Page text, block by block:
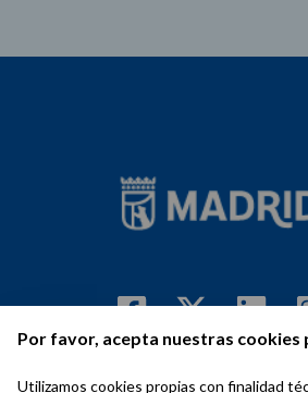
Por favor, acepta nuestras
Utilizamos cookies propias con finalidad